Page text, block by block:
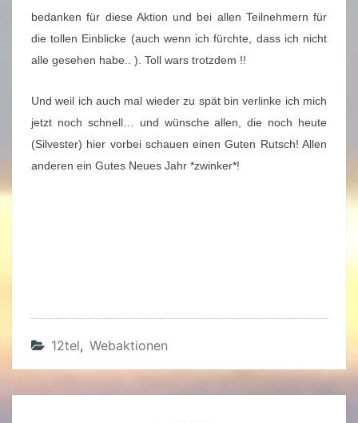
bedanken für diese Aktion und bei allen Teilnehmern für
die tollen Einblicke (auch wenn ich fürchte, dass ich nicht
alle gesehen habe.. ). Toll wars trotzdem !!
Und weil ich auch mal wieder zu spät bin verlinke ich mich
jetzt noch schnell… und wünsche allen, die noch heute
(Silvester) hier vorbei schauen einen Guten Rutsch! Allen
anderen ein Gutes Neues Jahr *zwinker*!
12tel, Webaktionen